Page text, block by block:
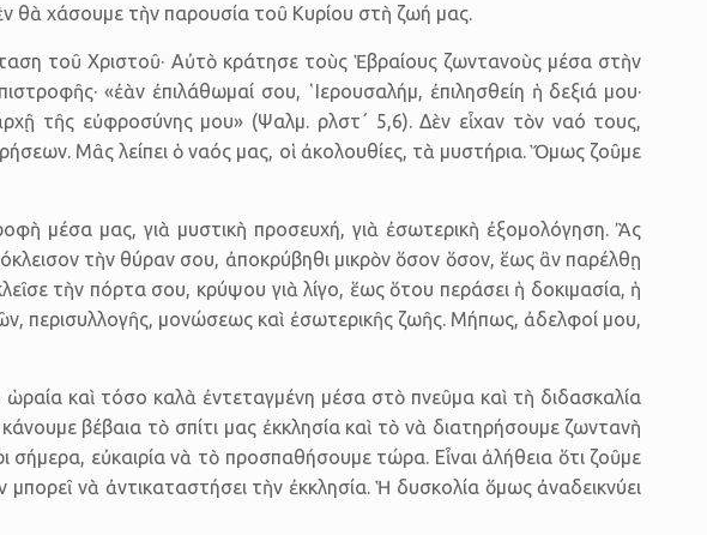
θὰ χάσουμε τὴν παρουσία τοῦ Κυρίου στὴ ζωή μας.
τοῦ Χριστοῦ· Αὐτὸ κράτησε τοὺς Ἑβραίους ζωντανοὺς μέσα στὴν
«ἐὰν ἐπιλάθωμαί σου, ῾Ιερο­υσαλήμ, ἐπιλησθείη ἡ δεξιά μου·
τῆς εὐφρο­σύνης μου» (Ψαλμ. ρλστ΄ 5,6). Δὲν εἶχαν τὸν ναό τους,
Μᾶς λείπει ὁ ναός μας, οἱ ἀκολουθίες, τὰ μυστήρια. Ὅμως ζοῦμε
μέσα μας, γιὰ μυστικὴ προσευχή, γιὰ ἐσωτερικὴ ἐξομολόγηση. Ἂς
τὴν θύραν σου, ἀποκρύβηθι μικρὸν ὅσον ὅσον, ἕως ἂν παρέλθῃ
τὴν πόρτα σου, κρύψου γιὰ λίγο, ἕως ὅτου περάσει ἡ δοκιμασία, ἡ
περισυλλογῆς, μονώ­σεως καὶ ἐσωτερικῆς ζωῆς. Μήπως, ἀδελφοί μου,
καὶ τόσο καλὰ ἐντεταγμένη μέσα στὸ πνεῦμα καὶ τὴ διδα­σκαλία
κάνουμε βέβαια τὸ σπίτι μας ἐκκλη­σία καὶ τὸ νὰ διατη­ρήσουμε ζωντανὴ
σήμερα, εὐκαιρία νὰ τὸ προσπα­θήσουμε τώρα. Εἶναι ἀλήθεια ὅτι ζοῦμε
νὰ ἀντικαταστήσει τὴν ἐκκλησία. Ἡ δυσκολία ὅμως ἀναδεικνύει